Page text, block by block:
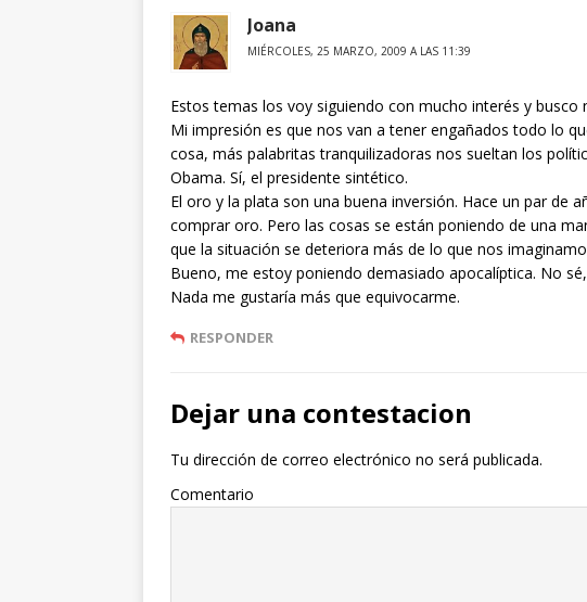
Joana
MIÉRCOLES, 25 MARZO, 2009 A LAS 11:39
Estos temas los voy siguiendo con mucho interés y busco
Mi impresión es que nos van a tener engañados todo lo
cosa, más palabritas tranquilizadoras nos sueltan los
Obama. Sí, el presidente sintético.
El oro y la plata son una buena inversión. Hace un par de
comprar oro. Pero las cosas se están poniendo de una
que la situación se deteriora más de lo que nos
Bueno, me estoy poniendo demasiado apocalíptica. No
Nada me gustaría más que equivocarme.
RESPONDER
Dejar una contestacion
Tu dirección de correo electrónico no será publicada.
Comentario